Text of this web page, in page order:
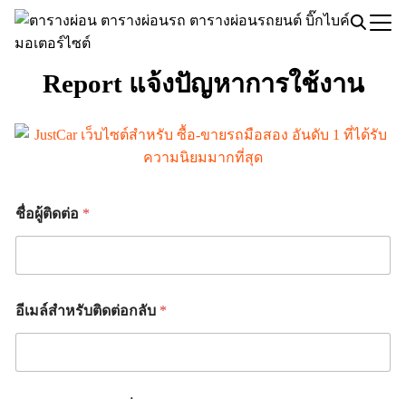
Skip
Search
Report แจ้งปัญหาการใช้งาน
ชื่อผู้ติดต่อ *
อีเมล์สำหรับติดต่อกลับ *